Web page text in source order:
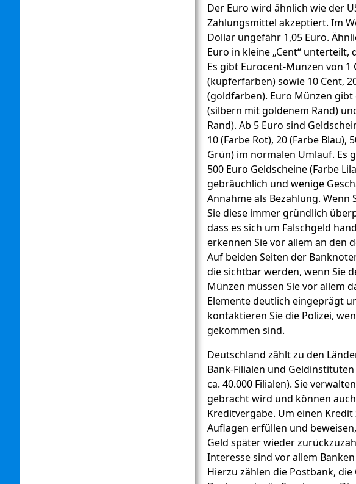
Der Euro wird ähnlich wie der
Zahlungsmittel akzeptiert. Im
Dollar ungefähr 1,05 Euro.
Euro in kleine „Cent“ unterteilt,
Es gibt Eurocent-Münzen von 1
(kupferfarben) sowie 10 Cent,
(goldfarben). Euro Münzen
(silbern mit goldenem Rand)
Rand). Ab 5 Euro sind
10 (Farbe Rot), 20 (Farbe Blau),
Grün) im normalen Umlauf. Es
500 Euro Geldscheine (Farbe
gebräuchlich und wenige
Annahme als Bezahlung.
Sie diese immer gründlich
dass es sich um Falschgeld
erkennen Sie vor allem an den
Auf beiden Seiten der
die sichtbar werden, wenn Sie
Münzen müssen Sie vor allem
Elemente deutlich eingeprägt
kontaktieren Sie die Polizei,
gekommen sind.
Deutschland zählt zu den
Bank-Filialen und
ca. 40.000 Filialen). Sie
gebracht wird und können
Kreditvergabe. Um einen
Auflagen erfüllen und
Geld später wieder
Interesse sind vor allem
Hierzu zählen die Postbank,